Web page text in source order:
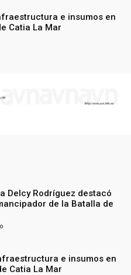
e insumos en
Catia La Mar
Delcy Rodríguez destacó
de la Batalla de
e insumos en
Catia La Mar